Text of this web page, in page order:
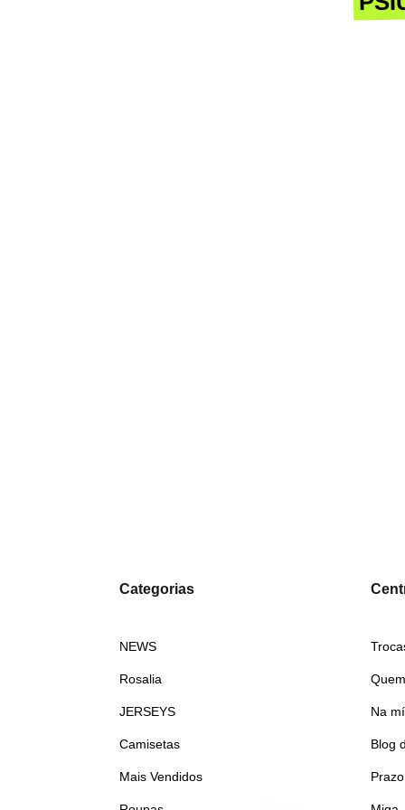
Categorias
NEWS
Rosalia
JERSEYS
Camisetas
Mais Vendidos
Na
Blog